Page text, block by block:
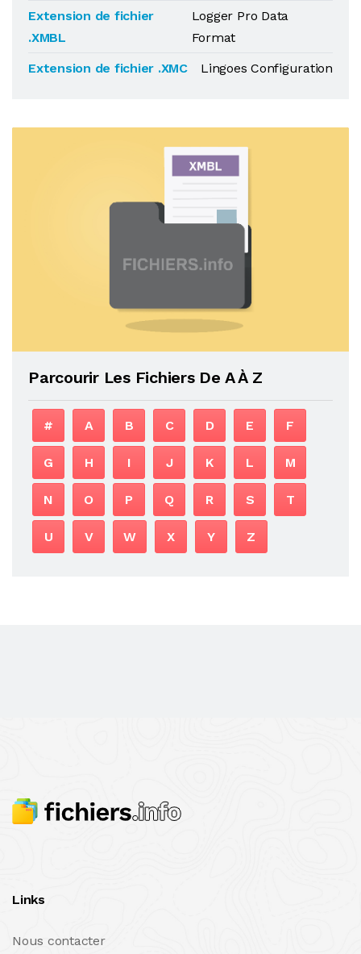
Extension de fichier
.XMBL
Logger Pro Data
Format
Extension de fichier .XMC
Lingoes Configuration
Parcourir Les Fichiers De A À Z
# A B C D E F
G H I J K L M
N O P Q R S T
U V W X Y Z
Links
Nous contacter